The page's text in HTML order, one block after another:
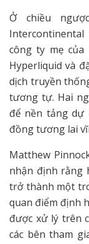
Ở chiều
công ty mẹ của
Hyperliquid và
dịch truyền
tương tự. Hai
để nền tảng dự
đồng tương lai
Matthew
nhận định rằng
trở thành một
quan điểm định
được xử lý trên
các bên tham